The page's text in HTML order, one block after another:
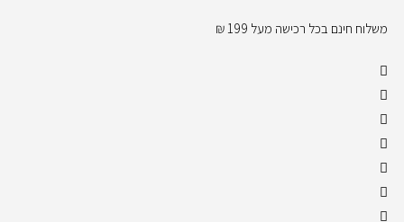
משלוח חינם בכל רכישה מעל 199 ₪